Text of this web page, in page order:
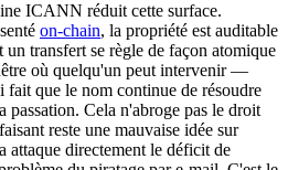
ICANN réduit cette surface.
on-chain, la propriété est auditable
transfert se règle de façon atomique
où quelqu'un peut intervenir —
que le nom continue de résoudre
passation. Cela n'abroge pas le droit
reste une mauvaise idée sur
attaque directement le déficit de